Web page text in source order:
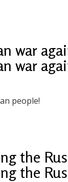
war
war
people!
the
the